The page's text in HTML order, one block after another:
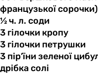
французької сорочки)
½ ч. л. соди
3 гілочки кропу
3 гілочки петрушки
3 пір’їнизеленої
дрібка солі